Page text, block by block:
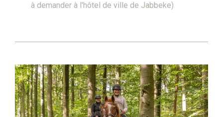
à demander à l'hôtel de ville de Jabbeke)